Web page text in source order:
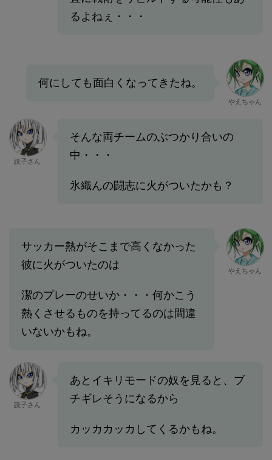
るよねぇ・・・
何にしても面白くなってきたね。
やえちゃん
読子さん
そんな両チームのぶつかり合いの
中・・・
氷織んの闘志に火がついたかも？
サッカー熱がそこまで高くなかった
彼に火がついたのは
潔のプレーのせいか・・・何かこう
熱くさせるものを持ってるのは間違
いないかもね。
やえちゃん
読子さん
あとイキリモードの奴を見ると、ブ
チギレそうになるから
カッカカッカしてくるかもね。